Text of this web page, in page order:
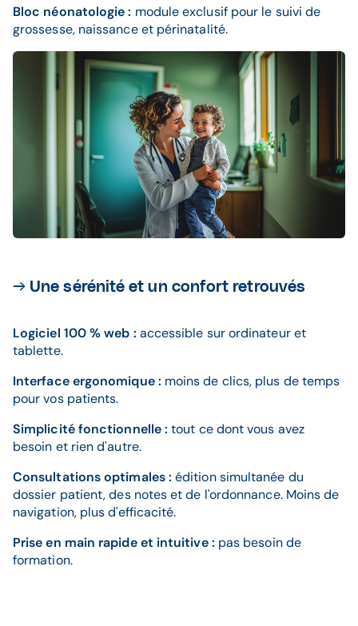
Bloc néonatologie : module exclusif pour le suivi de
grossesse, naissance et périnatalité.​
→ Une sérénité et un confort retrouvés
Logiciel 100 % web : accessible sur ordinateur et
tablette.​
Interface ergonomique : moins de clics, plus de temps
pour vos patients.
Simplicité fonctionnelle : tout ce dont vous avez
besoin et rien d'autre.
Consultations optimales : édition simultanée du
dossier patient, des notes et de l'ordonnance.​ Moins de
navigation, plus d'efficacité.
Prise en main rapide et intuitive : pas besoin de
formation.